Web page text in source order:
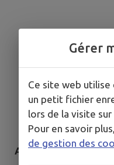
Aucun élément
Gérer
Ce site web utilise
un petit fichier
lors de la visite sur
Pour en savoir
de gestion des